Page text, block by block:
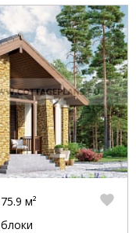
75.9 м²
блоки